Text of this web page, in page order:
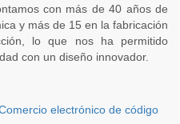
con más de 40 años de
y más de 15 en la fabricación
lo que nos ha permitido
con un diseño innovador.
electrónico de código